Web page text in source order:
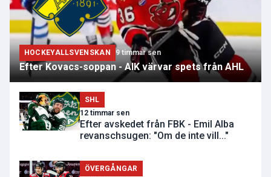
HOCKEYALLSVENSKAN 9 timmar sen
Efter Kovacs-soppan - AIK värvar spets från AHL
SHL
12 timmar sen
Efter avskedet från FBK - Emil Alba
revanschsugen: "Om de inte vill..."
ÖVERGÅNGAR